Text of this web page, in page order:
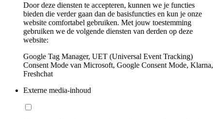
Door deze diensten te accepteren, kunnen we je functies
bieden die verder gaan dan de basisfuncties en kun je onze
website comfortabel gebruiken. Met jouw toestemming
gebruiken we de volgende diensten van derden op deze
website:
Google Tag Manager, UET (Universal Event Tracking)
Consent Mode van Microsoft, Google Consent Mode, Klarna,
Freshchat
Externe media-inhoud